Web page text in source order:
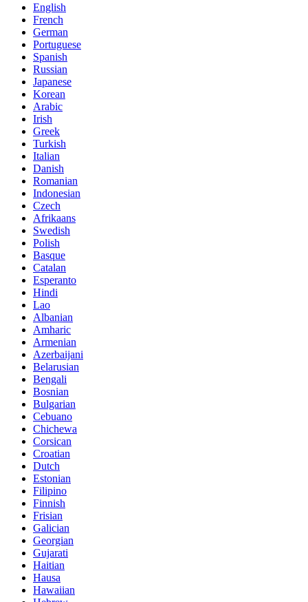
English
French
German
Portuguese
Spanish
Russian
Japanese
Korean
Arabic
Irish
Greek
Turkish
Italian
Danish
Romanian
Indonesian
Czech
Afrikaans
Swedish
Polish
Basque
Catalan
Esperanto
Hindi
Lao
Albanian
Amharic
Armenian
Azerbaijani
Belarusian
Bengali
Bosnian
Bulgarian
Cebuano
Chichewa
Corsican
Croatian
Dutch
Estonian
Filipino
Finnish
Frisian
Galician
Georgian
Gujarati
Haitian
Hausa
Hawaiian